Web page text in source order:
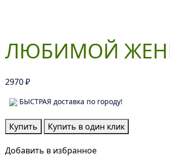
ЛЮБИМОЙ
2970₽
БЫСТРАЯ доставка по городу!
Количество
товара
Любимой
Купить Купить в один клик
Добавить в избранное